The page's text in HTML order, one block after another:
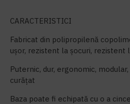
CARACTERISTICI
Fabricat din polipropilenă
ușor, rezistent la șocuri, rezistent
Puternic, dur, ergonomic,
curățat
Baza poate fi echipată cu o a